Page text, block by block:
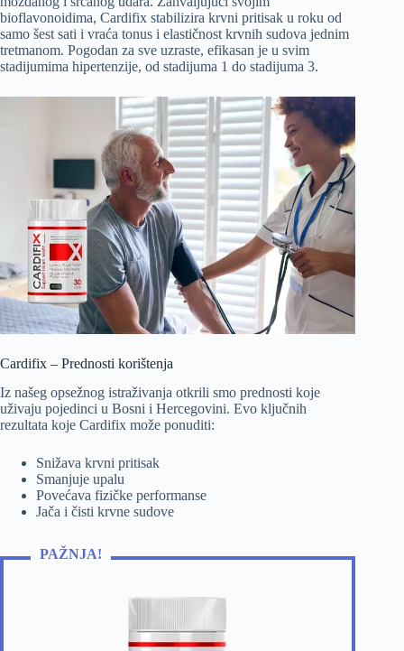
bioflavonoidima, Cardifix stabilizira krvni pritisak u roku od
samo šest sati i vraća tonus i elastičnost krvnih sudova jednim
tretmanom. Pogodan za sve uzraste, efikasan je u svim
stadijumima hipertenzije, od stadijuma 1 do stadijuma 3.
Cardifix – Prednosti korištenja
Iz našeg opsežnog istraživanja otkrili smo prednosti koje
uživaju pojedinci u Bosni i Hercegovini. Evo ključnih
rezultata koje Cardifix može ponuditi:
Snižava krvni pritisak
Smanjuje upalu
Povećava fizičke performanse
Jača i čisti krvne sudove
PAŽNJA!